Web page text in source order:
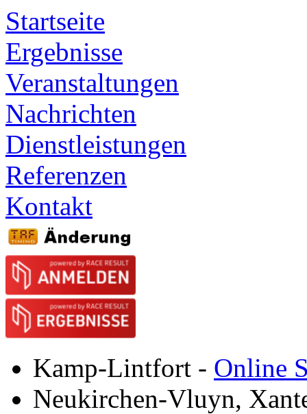
Startseite
Ergebnisse
Veranstaltungen
Nachrichten
Dienstleistungen
Referenzen
Kontakt
Kamp-Lintfort - Online
Neukirchen-Vluyn,